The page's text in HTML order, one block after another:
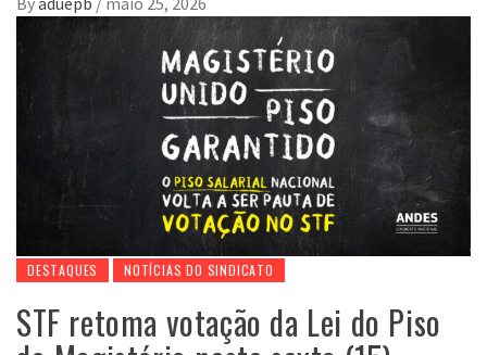
DESTAQUES NOTÍCIAS DO SINDICATO
STF retoma votação da Lei do Piso